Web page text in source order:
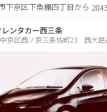
下京区下魚棚四丁目から
レンタカー西三条
京区西ノ京三条坊町23 西大路